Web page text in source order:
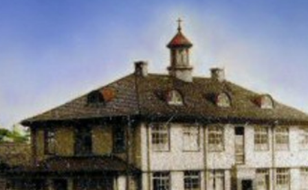
被
選
司
教
様
が
御
ミ
サ